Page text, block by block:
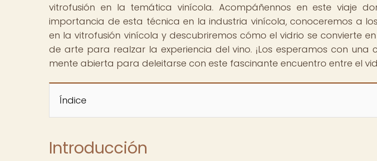
vitrofusión en la temática vinícola. Acompáñennos en este viaje
importancia de esta técnica en la industria vinícola, conoceremos a
en la vitrofusión vinícola y descubriremos cómo el vidrio se convierte
de arte para realzar la experiencia del vino. ¡Los esperamos con
mente abierta para deleitarse con este fascinante encuentro entre el
Índice
Introducción